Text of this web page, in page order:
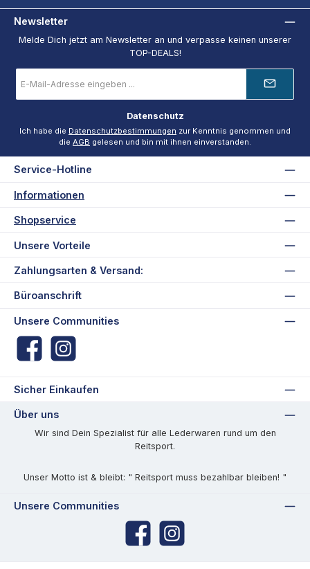
Newsletter
Melde Dich jetzt am Newsletter an und verpasse keinen unserer
TOP-DEALS!
Mail-
Adresse
Datenschutz
Ich habe die Datenschutzbestimmungen zur Kenntnis genommen und
die AGB gelesen und bin mit ihnen einverstanden.
Service-Hotline
Informationen
Shopservice
Unsere Vorteile
Unsere Communities
FacebookInstagram
Zahlungsarten & Versand:
Büroanschrift
Sicher Einkaufen
Über uns
Wir sind Dein Spezialist für alle Lederwaren rund um den
Reitsport.
Unser Motto ist & bleibt: " Reitsport muss bezahlbar bleiben! "
Unsere Communities
FacebookInstagram